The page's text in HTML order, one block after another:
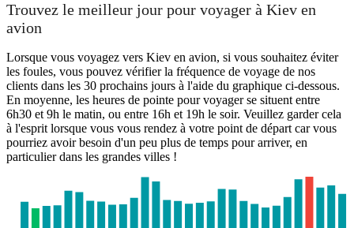
Trouvez le meilleur jour pour voyager à Kiev en
avion
Lorsque vous voyagez vers Kiev en avion, si vous souhaitez éviter
les foules, vous pouvez vérifier la fréquence de voyage de nos
clients dans les 30 prochains jours à l'aide du graphique ci-dessous.
En moyenne, les heures de pointe pour voyager se situent entre
6h30 et 9h le matin, ou entre 16h et 19h le soir. Veuillez garder cela
à l'esprit lorsque vous vous rendez à votre point de départ car vous
pourriez avoir besoin d'un peu plus de temps pour arriver, en
particulier dans les grandes villes !